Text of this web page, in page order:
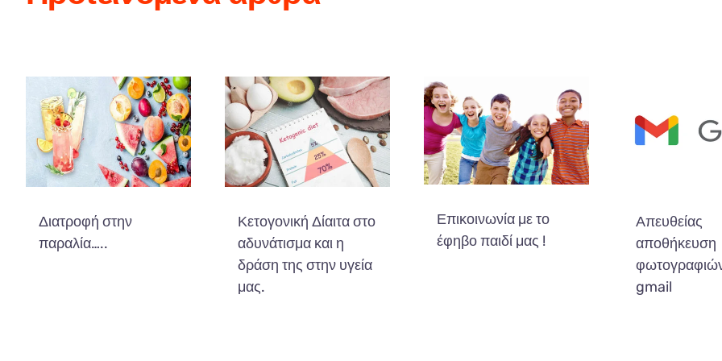
Διατροφή στην
παραλία…..
Κετογονική Δίαιτα στο
αδυνάτισμα και η
δράση της στην υγεία
μας.
Επικοινωνία με το
έφηβο παιδί μας !
Απευθείας
αποθήκευση
gmail